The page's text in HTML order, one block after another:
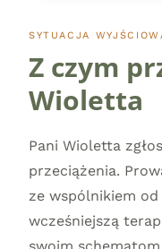
SYTUACJA
Z czym
Wioletta
Pani Wioletta
przeciążenia.
ze wspólnikiem od
wcześniejszą
swoim